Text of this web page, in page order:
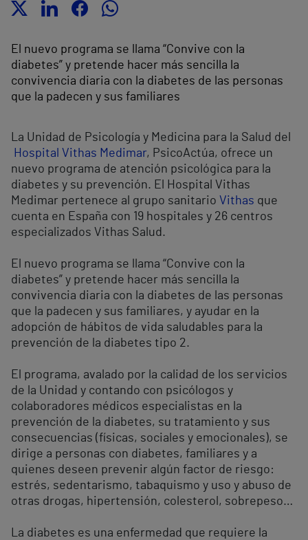
El nuevo programa se llama “Convive con la
diabetes” y pretende hacer más sencilla la
convivencia diaria con la diabetes de las personas
que la padecen y sus familiares
La Unidad de Psicología y Medicina para la Salud del
Hospital Vithas Medimar, PsicoActúa, ofrece un
nuevo programa de atención psicológica para la
diabetes y su prevención. El Hospital Vithas
Medimar pertenece al grupo sanitario Vithas que
cuenta en España con 19 hospitales y 26 centros
especializados Vithas Salud.
El nuevo programa se llama “Convive con la
diabetes” y pretende hacer más sencilla la
convivencia diaria con la diabetes de las personas
que la padecen y sus familiares, y ayudar en la
adopción de hábitos de vida saludables para la
prevención de la diabetes tipo 2.
El programa, avalado por la calidad de los servicios
de la Unidad y contando con psicólogos y
colaboradores médicos especialistas en la
prevención de la diabetes, su tratamiento y sus
consecuencias (físicas, sociales y emocionales), se
dirige a personas con diabetes, familiares y a
quienes deseen prevenir algún factor de riesgo:
estrés, sedentarismo, tabaquismo y uso y abuso de
otras drogas, hipertensión, colesterol, sobrepeso…
La diabetes es una enfermedad que requiere la